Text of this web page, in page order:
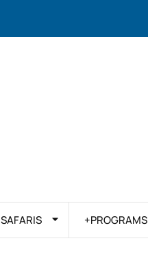
SAFARIS +PROGRAMS